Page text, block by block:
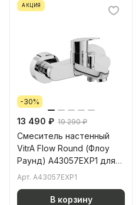
АКЦИЯ
-30%
13 490 ₽ 19 290 ₽
Смеситель настенный
VitrA Flow Round (Флоу
Раунд) A43057EXP1 для
ванны однорычажный
Арт. A43057EXP1
В корзину